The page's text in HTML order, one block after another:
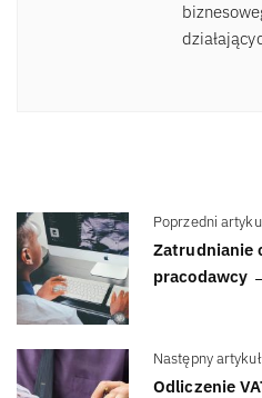
Poprzedni
Zatrudnianie
pracodawcy
Następny artykuł
Odliczenie